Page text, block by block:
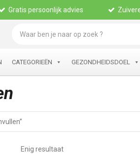
Gratis persoonlijk advies
CATEGORIEËN GEZONDHEIDSDOEL
Enig resultaat